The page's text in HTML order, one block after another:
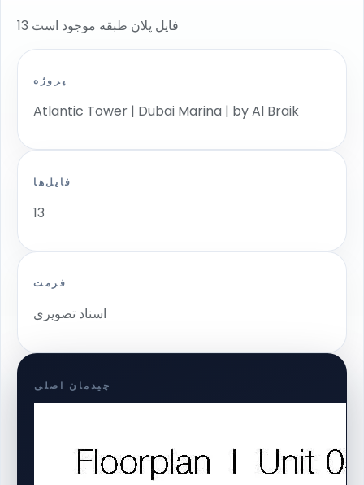
13 فایل پلان طبقه موجود است
پروژه
Atlantic Tower | Dubai Marina | by Al Braik
فایل‌ها
13
فرمت
اسناد تصویری
چیدمان اصلی